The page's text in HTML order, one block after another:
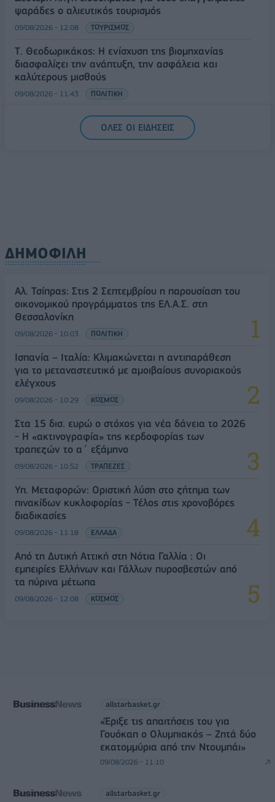
ψαράδες ο αλιευτικός τουρισμός
09/08/2026 - 12:08 ΤΟΥΡΙΣΜΟΣ
Τ. Θεοδωρικάκος: Η ενίσχυση της βιομηχανίας
διασφαλίζει την ανάπτυξη, την ασφάλεια και
καλύτερους μισθούς
09/08/2026 - 11:43 ΠΟΛΙΤΙΚΗ
Υπ. Μεταφορών: Οριστική λύση στο ζήτημα των
πινακίδων κυκλοφορίας - Τέλος στις χρονοβόρες
ΟΛΕΣ ΟΙ ΕΙΔΗΣΕΙΣ
ΔΗΜΟΦΙΛΗ
Αλ. Τσίπρας: Στις 2 Σεπτεμβρίου η παρουσίαση του
οικονομικού προγράμματος της ΕΛ.Α.Σ. στη
Θεσσαλονίκη
09/08/2026 - 10:03 ΠΟΛΙΤΙΚΗ
Ισπανία – Ιταλία: Κλιμακώνεται η αντιπαράθεση
για το μεταναστευτικό με αμοιβαίους συνοριακούς
ελέγχους
09/08/2026 - 10:29 ΚΟΣΜΟΣ
Στα 15 δισ. ευρώ ο στόχος για νέα δάνεια το 2026
- Η «ακτινογραφία» της κερδοφορίας των
τραπεζών το α΄ εξάμηνο
09/08/2026 - 10:52 ΤΡΑΠΕΖΕΣ
Υπ. Μεταφορών: Οριστική λύση στο ζήτημα των
πινακίδων κυκλοφορίας - Τέλος στις χρονοβόρες
διαδικασίες
09/08/2026 - 11:18 ΕΛΛΑΔΑ
Από τη Δυτική Αττική στη Νότια Γαλλία : Οι
εμπειρίες Ελλήνων και Γάλλων πυροσβεστών από
τα πύρινα μέτωπα
09/08/2026 - 12:08 ΚΟΣΜΟΣ
allstarbasket.gr
«Έριξε τις απαιτήσεις του για
Γουόκαπ ο Ολυμπιακός – Ζητά δύο
εκατομμύρια από την Ντουμπάι»
09/08/2026 - 11:10
allstarbasket.gr